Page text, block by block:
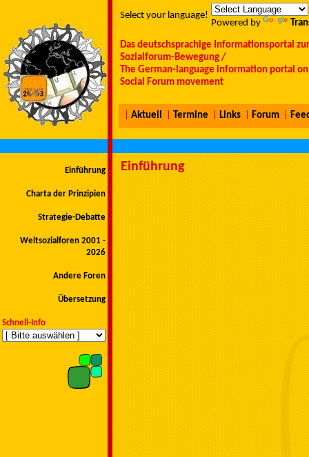
Select your language!
Powered by
Das deutschsprachige Informationsportal
Sozialforum-Bewegung /
The German-language information portal
Social Forum movement
Aktuell Termine Links Forum
Einführung
Charta der Prinzipien
Strategie-Debatte
Weltsozialforen 2001 -
2026
Andere Foren
Übersetzung
Schnell-Info
Einführung